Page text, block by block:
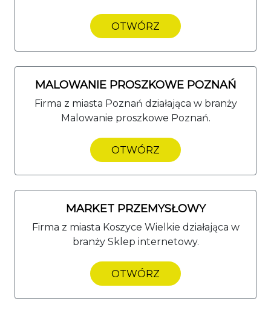
OTWÓRZ
MALOWANIE PROSZKOWE POZNAŃ
Firma z miasta Poznań działająca w branży
Malowanie proszkowe Poznań.
OTWÓRZ
MARKET PRZEMYSŁOWY
Firma z miasta Koszyce Wielkie działająca w
branży Sklep internetowy.
OTWÓRZ